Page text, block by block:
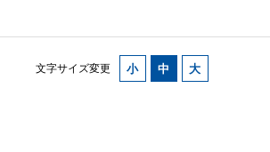
文字サイズ変更